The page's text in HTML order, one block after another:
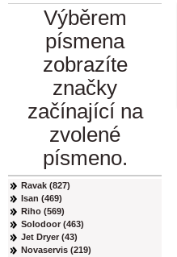
Výběrem
písmena
zobrazíte
značky
začínající na
zvolené
písmeno.
Ravak (827)
Isan (469)
Riho (569)
Solodoor (463)
Jet Dryer (43)
Novaservis (219)